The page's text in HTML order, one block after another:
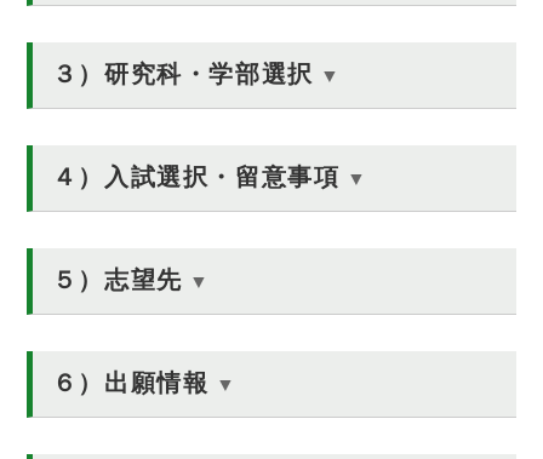
３）研究科・学部選択
４）入試選択・留意事項
５）志望先
６）出願情報